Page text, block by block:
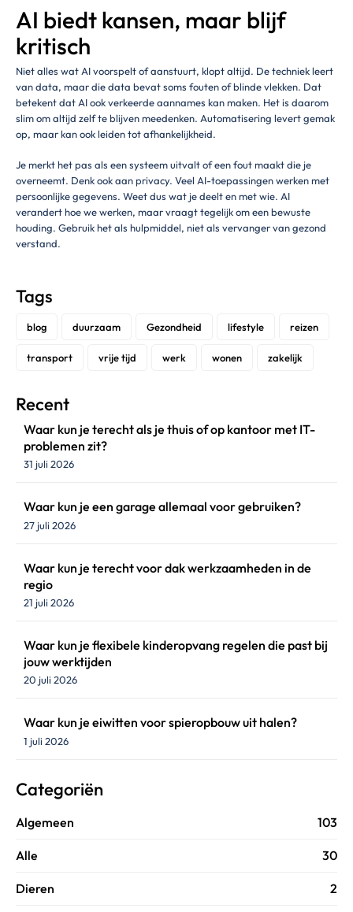
AI biedt kansen, maar blijf
kritisch
Niet alles wat AI voorspelt of aanstuurt, klopt altijd. De techniek leert
van data, maar die data bevat soms fouten of blinde vlekken. Dat
betekent dat AI ook verkeerde aannames kan maken. Het is daarom
slim om altijd zelf te blijven meedenken. Automatisering levert gemak
op, maar kan ook leiden tot afhankelijkheid.
Je merkt het pas als een systeem uitvalt of een fout maakt die je
overneemt. Denk ook aan privacy. Veel AI-toepassingen werken met
persoonlijke gegevens. Weet dus wat je deelt en met wie. AI
verandert hoe we werken, maar vraagt tegelijk om een bewuste
houding. Gebruik het als hulpmiddel, niet als vervanger van gezond
verstand.
Tags
blog duurzaam Gezondheid lifestyle reizen
transport vrije tijd werk wonen zakelijk
Recent
Waar kun je terecht als je thuis of op kantoor met IT-
problemen zit?
31 juli 2026
Waar kun je een garage allemaal voor gebruiken?
27 juli 2026
Waar kun je terecht voor dak werkzaamheden in de
regio
21 juli 2026
Waar kun je flexibele kinderopvang regelen die past bij
jouw werktijden
20 juli 2026
Waar kun je eiwitten voor spieropbouw uit halen?
1 juli 2026
Categoriën
Algemeen 103
Alle 30
Dieren 2